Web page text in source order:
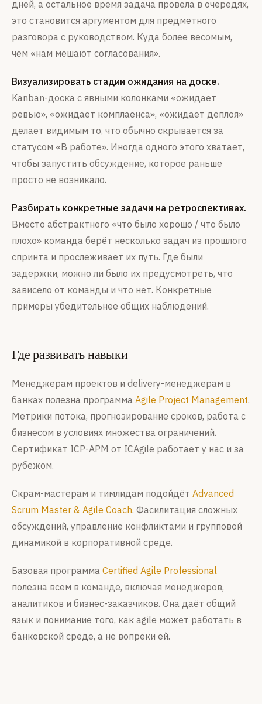
дней, а остальное время задача провела в очередях,
это становится аргументом для предметного
разговора с руководством. Куда более весомым,
чем «нам мешают согласования».
Визуализировать стадии ожидания на доске.
Kanban-доска с явными колонками «ожидает
ревью», «ожидает комплаенса», «ожидает деплоя»
делает видимым то, что обычно скрывается за
статусом «В работе». Иногда одного этого хватает,
чтобы запустить обсуждение, которое раньше
просто не возникало.
Разбирать конкретные задачи на ретроспективах.
Вместо абстрактного «что было хорошо / что было
плохо» команда берёт несколько задач из прошлого
спринта и прослеживает их путь. Где были
задержки, можно ли было их предусмотреть, что
зависело от команды и что нет. Конкретные
примеры убедительнее общих наблюдений.
Где развивать навыки
Менеджерам проектов и delivery-менеджерам в
банках полезна программа Agile Project Management.
Метрики потока, прогнозирование сроков, работа с
бизнесом в условиях множества ограничений.
Сертификат ICP-APM от ICAgile работает у нас и за
рубежом.
Скрам-мастерам и тимлидам подойдёт Advanced
Scrum Master & Agile Coach. Фасилитация сложных
обсуждений, управление конфликтами и групповой
динамикой в корпоративной среде.
Базовая программа Certified Agile Professional
полезна всем в команде, включая менеджеров,
аналитиков и бизнес-заказчиков. Она даёт общий
язык и понимание того, как agile может работать в
банковской среде, а не вопреки ей.